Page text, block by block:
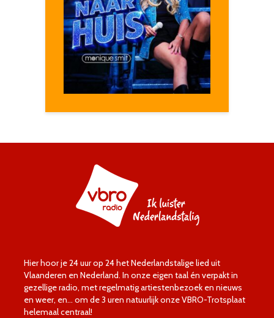
Hier hoor je 24 uur op 24 het Nederlandstalige lied uit
Vlaanderen en Nederland. In onze eigen taal én verpakt in
gezellige radio, met regelmatig artiestenbezoek en nieuws
en weer, en… om de 3 uren natuurlijk onze VBRO-Trotsplaat
helemaal centraal!